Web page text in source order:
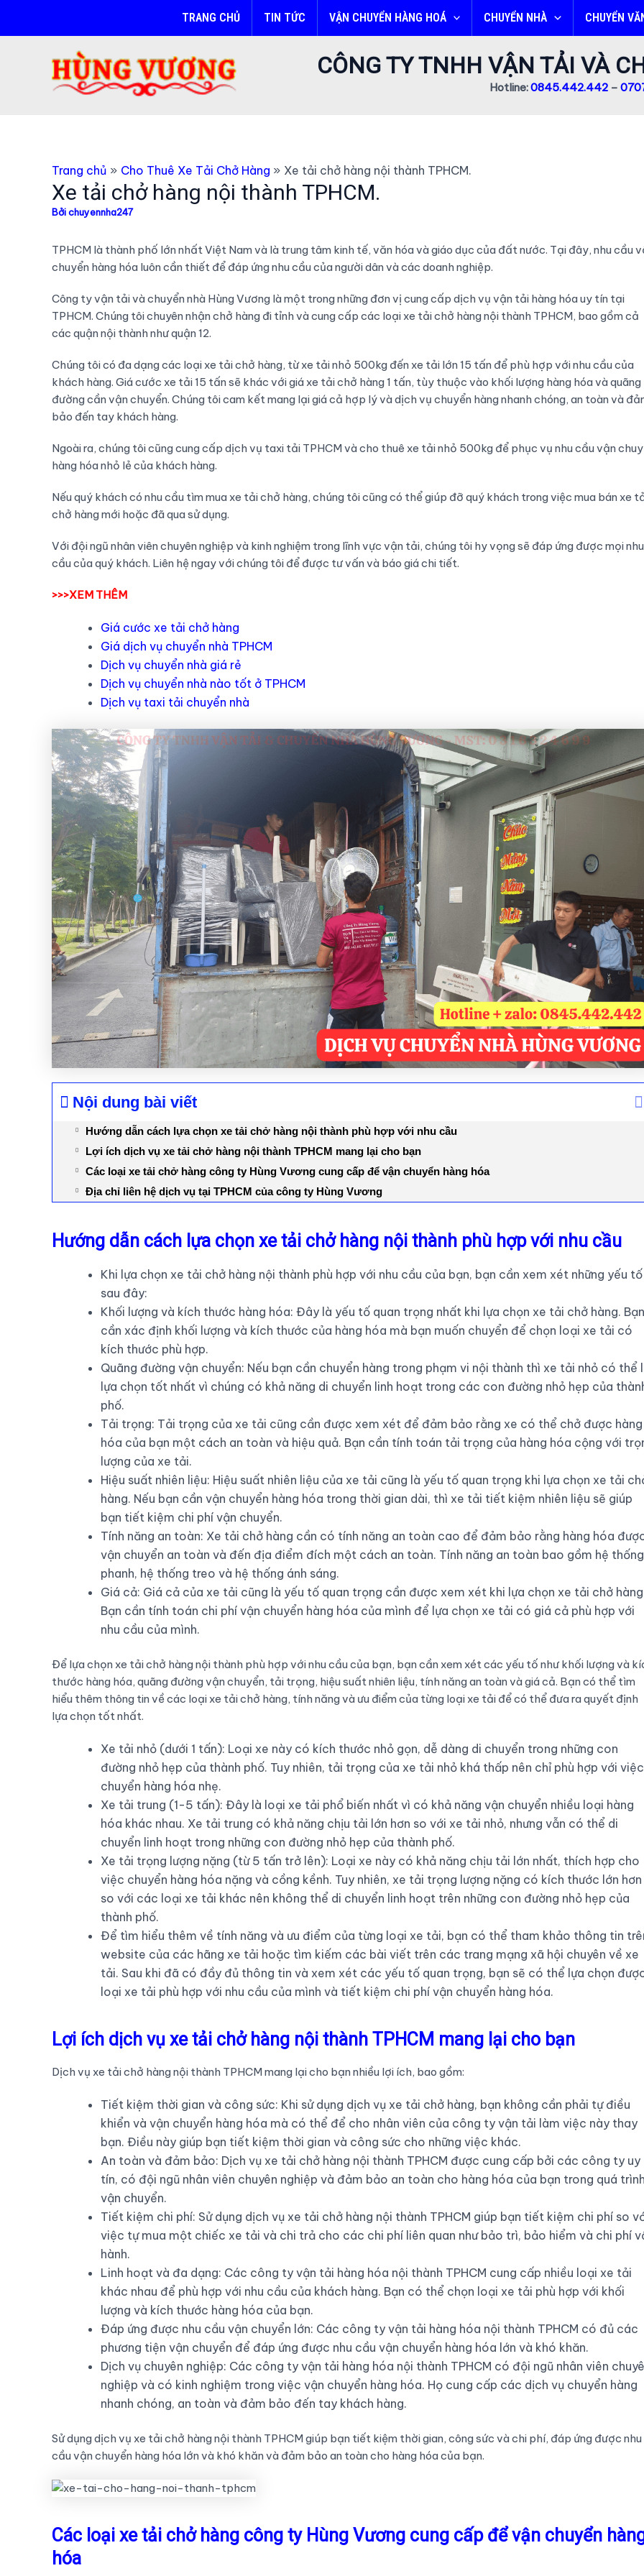
TRANG CHỦ TIN TỨC VẬN CHUYỂN HÀNG HOÁ CHUYỂN NHÀ CHUYỂN
CÔNG TY TNHH VẬN TẢI VÀ
Hotline:0845.442.442–
Trang chủ Cho Thuê Xe Tải Chở Hàng Xe tải chở hàng nội thành TPHCM.
Xe tải chở hàng nội thành TPHCM.
Bởichuyennha247
TPHCM là thành phố lớn nhất Việt Nam và là trung tâm kinh tế, văn hóa và giáo dục của đất nước. Tại đây, nhu cầu
chuyển hàng hóa luôn cần thiết để đáp ứng nhu cầu của người dân và các doanh nghiệp.
Công ty vận tải và chuyển nhà Hùng Vương là một trong những đơn vị cung cấp dịch vụ vận tải hàng hóa uy tín tại
TPHCM. Chúng tôi chuyên nhận chở hàng đi tỉnh và cung cấp các loại xe tải chở hàng nội thành TPHCM, bao gồm cả
các quận nội thành như quận 12.
Chúng tôi có đa dạng các loại xe tải chở hàng, từ xe tải nhỏ 500kg đến xe tải lớn 15 tấn để phù hợp với nhu cầu của
khách hàng. Giá cước xe tải 15 tấn sẽ khác với giá xe tải chở hàng 1 tấn, tùy thuộc vào khối lượng hàng hóa và quãng
đường cần vận chuyển. Chúng tôi cam kết mang lại giá cả hợp lý và dịch vụ chuyển hàng nhanh chóng, an toàn và
bảo đến tay khách hàng.
Ngoài ra, chúng tôi cũng cung cấp dịch vụ taxi tải TPHCM và cho thuê xe tải nhỏ 500kg để phục vụ nhu cầu vận
hàng hóa nhỏ lẻ của khách hàng.
Nếu quý khách có nhu cầu tìm mua xe tải chở hàng, chúng tôi cũng có thể giúp đỡ quý khách trong việc mua bán xe
chở hàng mới hoặc đã qua sử dụng.
Với đội ngũ nhân viên chuyên nghiệp và kinh nghiệm trong lĩnh vực vận tải, chúng tôi hy vọng sẽ đáp ứng được mọi nhu
cầu của quý khách. Liên hệ ngay với chúng tôi để được tư vấn và báo giá chi tiết.
>>>XEM THÊM
Giá cước xe tải chở hàng
Giá dịch vụ chuyển nhà TPHCM
Dịch vụ chuyển nhà giá rẻ
Dịch vụ chuyển nhà nào tốt ở TPHCM
Dịch vụ taxi tải chuyển nhà
Nội dung bài viết
Hướng dẫn cách lựa chọn xe tải chở hàng nội thành phù hợp với nhu cầu
Lợi ích dịch vụ xe tải chở hàng nội thành TPHCM mang lại cho bạn
Các loại xe tải chở hàng công ty Hùng Vương cung cấp để vận chuyển hàng hóa
Địa chỉ liên hệ dịch vụ tại TPHCM của công ty Hùng Vương
Hướng dẫn cách lựa chọn xe tải chở hàng nội thành phù hợp với nhu cầu
Khi lựa chọn xe tải chở hàng nội thành phù hợp với nhu cầu của bạn, bạn cần xem xét những yếu tố
sau đây:
Khối lượng và kích thước hàng hóa: Đây là yếu tố quan trọng nhất khi lựa chọn xe tải chở hàng. Bạn
cần xác định khối lượng và kích thước của hàng hóa mà bạn muốn chuyển để chọn loại xe tải có
kích thước phù hợp.
Quãng đường vận chuyển: Nếu bạn cần chuyển hàng trong phạm vi nội thành thì xe tải nhỏ có thể
lựa chọn tốt nhất vì chúng có khả năng di chuyển linh hoạt trong các con đường nhỏ hẹp của
phố.
Tải trọng: Tải trọng của xe tải cũng cần được xem xét để đảm bảo rằng xe có thể chở được hàng
hóa của bạn một cách an toàn và hiệu quả. Bạn cần tính toán tải trọng của hàng hóa cộng với
lượng của xe tải.
Hiệu suất nhiên liệu: Hiệu suất nhiên liệu của xe tải cũng là yếu tố quan trọng khi lựa chọn xe tải
hàng. Nếu bạn cần vận chuyển hàng hóa trong thời gian dài, thì xe tải tiết kiệm nhiên liệu sẽ giúp
bạn tiết kiệm chi phí vận chuyển.
Tính năng an toàn: Xe tải chở hàng cần có tính năng an toàn cao để đảm bảo rằng hàng hóa
vận chuyển an toàn và đến địa điểm đích một cách an toàn. Tính năng an toàn bao gồm hệ thống
phanh, hệ thống treo và hệ thống ánh sáng.
Giá cả: Giá cả của xe tải cũng là yếu tố quan trọng cần được xem xét khi lựa chọn xe tải chở
Bạn cần tính toán chi phí vận chuyển hàng hóa của mình để lựa chọn xe tải có giá cả phù hợp với
nhu cầu của mình.
Để lựa chọn xe tải chở hàng nội thành phù hợp với nhu cầu của bạn, bạn cần xem xét các yếu tố như khối lượng và
thước hàng hóa, quãng đường vận chuyển, tải trọng, hiệu suất nhiên liệu, tính năng an toàn và giá cả. Bạn có thể tìm
hiểu thêm thông tin về các loại xe tải chở hàng, tính năng và ưu điểm của từng loại xe tải để có thể đưa ra quyết định
lựa chọn tốt nhất.
Xe tải nhỏ (dưới 1 tấn): Loại xe này có kích thước nhỏ gọn, dễ dàng di chuyển trong những con
đường nhỏ hẹp của thành phố. Tuy nhiên, tải trọng của xe tải nhỏ khá thấp nên chỉ phù hợp với việc
chuyển hàng hóa nhẹ.
Xe tải trung (1-5 tấn): Đây là loại xe tải phổ biến nhất vì có khả năng vận chuyển nhiều loại hàng
hóa khác nhau. Xe tải trung có khả năng chịu tải lớn hơn so với xe tải nhỏ, nhưng vẫn có thể di
chuyển linh hoạt trong những con đường nhỏ hẹp của thành phố.
Xe tải trọng lượng nặng (từ 5 tấn trở lên): Loại xe này có khả năng chịu tải lớn nhất, thích hợp cho
việc chuyển hàng hóa nặng và cồng kềnh. Tuy nhiên, xe tải trọng lượng nặng có kích thước lớn hơn
so với các loại xe tải khác nên không thể di chuyển linh hoạt trên những con đường nhỏ hẹp của
thành phố.
Để tìm hiểu thêm về tính năng và ưu điểm của từng loại xe tải, bạn có thể tham khảo thông tin
website của các hãng xe tải hoặc tìm kiếm các bài viết trên các trang mạng xã hội chuyên về xe
tải. Sau khi đã có đầy đủ thông tin và xem xét các yếu tố quan trọng, bạn sẽ có thể lựa chọn
loại xe tải phù hợp với nhu cầu của mình và tiết kiệm chi phí vận chuyển hàng hóa.
Lợi ích dịch vụ xe tải chở hàng nội thành TPHCM mang lại cho bạn
Dịch vụ xe tải chở hàng nội thành TPHCM mang lại cho bạn nhiều lợi ích, bao gồm:
Tiết kiệm thời gian và công sức: Khi sử dụng dịch vụ xe tải chở hàng, bạn không cần phải tự điều
khiển và vận chuyển hàng hóa mà có thể để cho nhân viên của công ty vận tải làm việc này thay
bạn. Điều này giúp bạn tiết kiệm thời gian và công sức cho những việc khác.
An toàn và đảm bảo: Dịch vụ xe tải chở hàng nội thành TPHCM được cung cấp bởi các công ty uy
tín, có đội ngũ nhân viên chuyên nghiệp và đảm bảo an toàn cho hàng hóa của bạn trong quá
vận chuyển.
Tiết kiệm chi phí: Sử dụng dịch vụ xe tải chở hàng nội thành TPHCM giúp bạn tiết kiệm chi phí so
việc tự mua một chiếc xe tải và chi trả cho các chi phí liên quan như bảo trì, bảo hiểm và chi phí
hành.
Linh hoạt và đa dạng: Các công ty vận tải hàng hóa nội thành TPHCM cung cấp nhiều loại xe tải
khác nhau để phù hợp với nhu cầu của khách hàng. Bạn có thể chọn loại xe tải phù hợp với khối
lượng và kích thước hàng hóa của bạn.
Đáp ứng được nhu cầu vận chuyển lớn: Các công ty vận tải hàng hóa nội thành TPHCM có đủ các
phương tiện vận chuyển để đáp ứng được nhu cầu vận chuyển hàng hóa lớn và khó khăn.
Dịch vụ chuyên nghiệp: Các công ty vận tải hàng hóa nội thành TPHCM có đội ngũ nhân viên
nghiệp và có kinh nghiệm trong việc vận chuyển hàng hóa. Họ cung cấp các dịch vụ chuyển hàng
nhanh chóng, an toàn và đảm bảo đến tay khách hàng.
Sử dụng dịch vụ xe tải chở hàng nội thành TPHCM giúp bạn tiết kiệm thời gian, công sức và chi phí, đáp ứng được nhu
cầu vận chuyển hàng hóa lớn và khó khăn và đảm bảo an toàn cho hàng hóa của bạn.
Các loại xe tải chở hàng công ty Hùng Vương cung cấp để vận chuyển
hóa